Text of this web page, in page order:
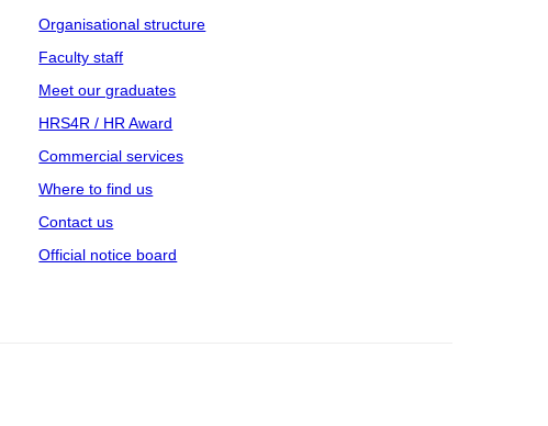
Organisational structure
Faculty staff
Meet our graduates
HRS4R / HR Award
Commercial services
Where to find us
Contact us
Official notice board